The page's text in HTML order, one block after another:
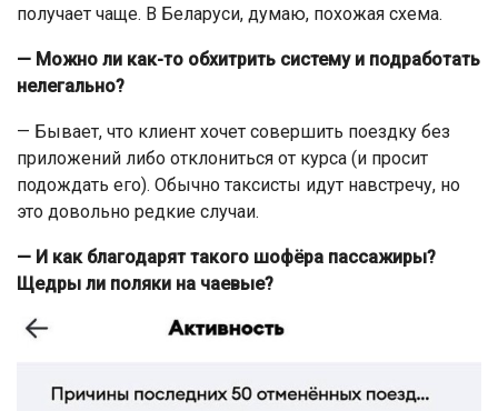
получает чаще. В Беларуси, думаю, похожая схема.
— Можно ли как-то обхитрить систему и подработать
нелегально?
— Бывает, что клиент хочет совершить поездку без
приложений либо отклониться от курса (и просит
подождать его). Обычно таксисты идут навстречу, но
это довольно редкие случаи.
— И как благодарят такого шофёра пассажиры?
Щедры ли поляки на чаевые?